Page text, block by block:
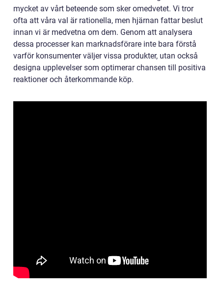
mycket av vårt beteende som sker omedvetet. Vi tror
ofta att våra val är rationella, men hjärnan fattar beslut
innan vi är medvetna om dem. Genom att analysera
dessa processer kan marknadsförare inte bara förstå
varför konsumenter väljer vissa produkter, utan också
designa upplevelser som optimerar chansen till positiva
reaktioner och återkommande köp.